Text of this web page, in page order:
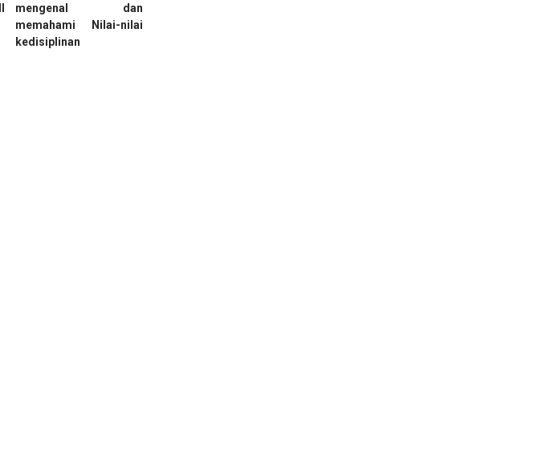
mengenal dan
memahami Nilai-nilai
kedisiplinan